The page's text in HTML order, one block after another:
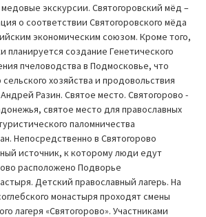
экскурсии. Святогоровский мёд –
о соответствии Святогоровского мёда
экономическим союзом. Кроме того,
планируется создание Генетического
пчеловодства в Подмосковье, что
хозяйства и продовольствия
Разин. Святое место. Святогорово -
святое место для православных
паломничества
Непосредственно в Святогорово
источник, к которому люди едут
расположено Подворье
Детский православный лагерь. На
монастыря проходят смены
лагеря «Святогорово». Участниками